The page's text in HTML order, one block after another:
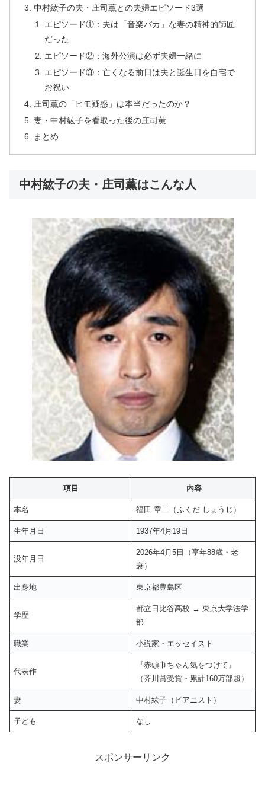
中村紘子の夫・庄司薫との夫婦エピソード3選
エピソード①：夫は「音楽バカ」な妻の精神的師匠
だった
エピソード②：海外公演は必ず夫婦一緒に
エピソード③：亡くなる前日は夫と誕生日を自宅で
お祝い
庄司薫の「ヒモ疑惑」は本当だったのか？
妻・中村紘子を看取った後の庄司薫
まとめ
中村紘子の夫・庄司薫はこんな人
項目 内容
本名 福田 章二（ふくだ しょうじ）
生年月日 1937年4月19日
没年月日
2026年4月5日（享年88歳・老
衰）
出身地 東京都豊島区
学歴
都立日比谷高校 → 東京大学法学
部
職業 小説家・エッセイスト
代表作
『赤頭巾ちゃん気をつけて』
（芥川賞受賞・累計160万部超）
妻 中村紘子（ピアニスト）
子ども なし
スポンサーリンク